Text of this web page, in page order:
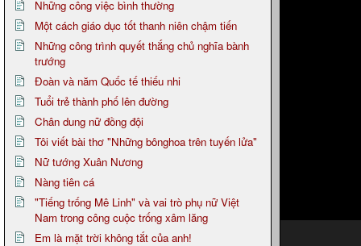
Những công việc bình thường
Một cách giáo dục tốt thanh niên chậm tiến
Những công trình quyết thắng chủ nghĩa bành
trướng
Đoàn và năm Quốc tế thiếu nhi
Tuổi trẻ thành phố lên đường
Chân dung nữ đồng đội
Tôi viết bài thơ "Những bônghoa trên tuyến lửa"
Nữ tướng Xuân Nương
Nàng tiên cá
"Tiếng trống Mê Linh" và vai trò phụ nữ Việt
Nam trong công cuộc trống xâm lăng
Em là mặt trời không tắt của anh!